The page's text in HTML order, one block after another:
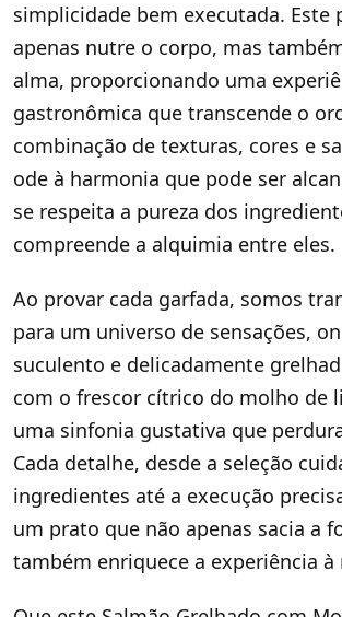
simplicidade bem executada. Este
apenas nutre o corpo, mas
alma, proporcionando uma
gastronômica que transcende o
combinação de texturas, cores e
ode à harmonia que pode ser
se respeita a pureza dos
compreende a alquimia entre eles.
Ao provar cada garfada, somos
para um universo de sensações,
suculento e delicadamente
com o frescor cítrico do molho de
uma sinfonia gustativa que
Cada detalhe, desde a seleção
ingredientes até a execução
um prato que não apenas sacia a
também enriquece a experiência à